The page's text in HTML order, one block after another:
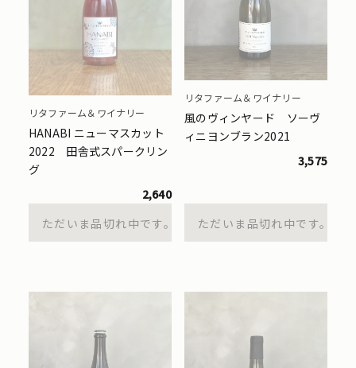
リタファーム＆ワイナリー
HANABI ニューマスカット
2022 田舎式スパークリン
グ
2,640
ただいま品切れ中です。
リタファーム＆ワイナリー
風のヴィンヤード ソーヴ
ィニヨンブラン2021
3,575
ただいま品切れ中です。